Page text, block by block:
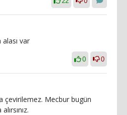
var
0 0
çevirilemez. Mecbur bugün